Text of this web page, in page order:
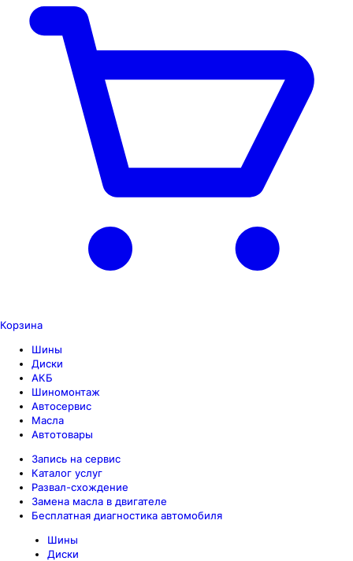
Корзина
Шины
Диски
АКБ
Шиномонтаж
Автосервис
Масла
Автотовары
Запись на сервис
Каталог услуг
Развал-схождение
Замена масла в двигателе
Бесплатная диагностика автомобиля
Шины
Диски